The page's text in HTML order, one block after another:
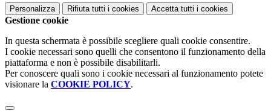
Personalizza Rifiuta tutti i cookies Accetta tutti i cookies
Gestione cookie
In questa schermata è possibile scegliere quali cookie consentire.
I cookie necessari sono quelli che consentono il funzionamento della
piattaforma e non è possibile disabilitarli.
Per conoscere quali sono i cookie necessari al funzionamento potete
visionare la COOKIE POLICY.